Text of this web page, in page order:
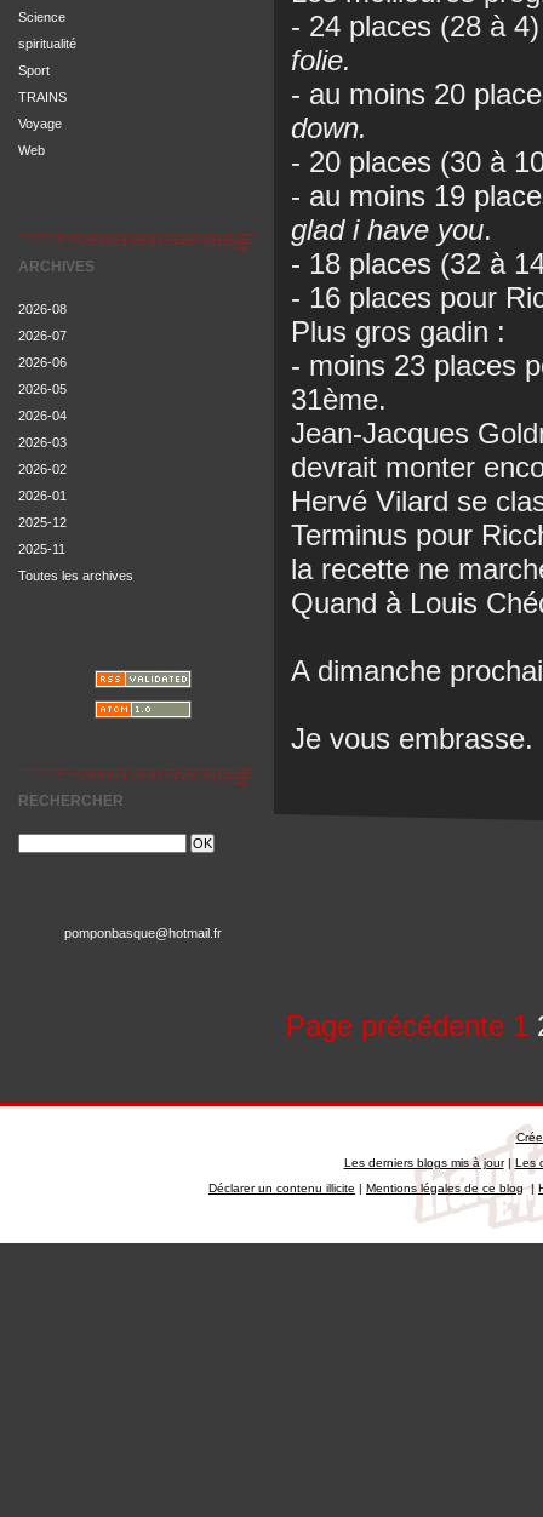
Science
spiritualité
Sport
TRAINS
Voyage
Web
ARCHIVES
2026-08
2026-07
2026-06
2026-05
2026-04
2026-03
2026-02
2026-01
2025-12
2025-11
Toutes les archives
RECHERCHER
pomponbasque@hotmail.fr
- 24 places (28 à
folie.
- au moins 20
down.
- 20 places (30 à
- au moins 19
glad i have you.
- 18 places (32 à
- 16 places pour
Plus gros gadin :
- moins 23 places
31ème.
Jean-Jacques
devrait monter
Hervé Vilard se
Terminus pour
la recette ne
Quand à Louis
A dimanche
Je vous embrasse.
Page précédente 1
Les derniers blogs mis à jour|Les
Déclarer un contenu illicite | Mentions légales de ce blog|